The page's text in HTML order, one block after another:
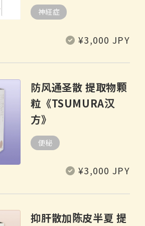
神経症
常 ¥3,000 JPY
防风通圣散 提取物颗
粒《TSUMURA汉
方》
便秘
常 ¥3,000 JPY
抑肝散加陈皮半夏 提